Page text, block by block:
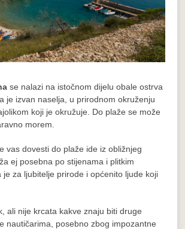
se nalazi na istočnom dijelu obale ostrva
je izvan naselja, u prirodnom okruženju
koji je okružuje. Do plaže se može
morem.
vas dovesti do plaže ide iz obližnjeg
ej posebna po stijenama i plitkim
je za ljubitelje prirode i općenito ljude koji
ali nije krcata kakve znaju biti druge
nautičarima, posebno zbog impozantne